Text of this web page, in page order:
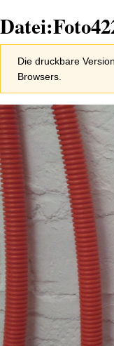
Navigation
springen
Suche
springen
Die druckbare
Browsers.